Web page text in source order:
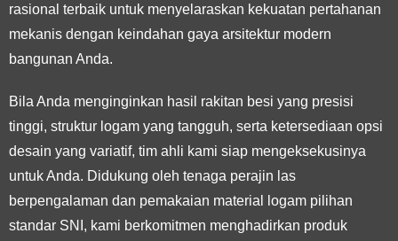
rasional terbaik untuk menyelaraskan kekuatan pertahanan
mekanis dengan keindahan gaya arsitektur modern
bangunan Anda.
Bila Anda menginginkan hasil rakitan besi yang presisi
tinggi, struktur logam yang tangguh, serta ketersediaan opsi
desain yang variatif, tim ahli kami siap mengeksekusinya
untuk Anda. Didukung oleh tenaga perajin las
berpengalaman dan pemakaian material logam pilihan
standar SNI, kami berkomitmen menghadirkan produk